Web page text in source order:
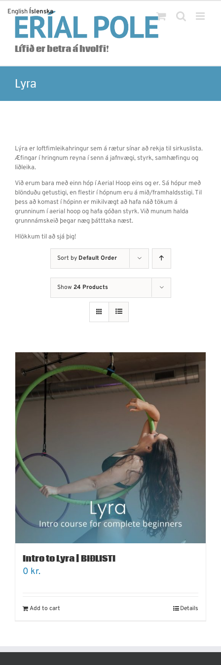
content
Lífið er betra á hvolfi!
Lyra
Lýra er loftfimleikahringur sem á rætur sínar að rekja til sirkuslista.
Æfingar í hringnum reyna í senn á jafnvægi, styrk, samhæfingu og
liðleika.
Við erum bara með einn hóp í Aerial Hoop eins og er. Sá hópur með
blönduðu getustigi, en flestir í hópnum eru á mið/framhaldsstigi. Til
þess að komast í hópinn er mikilvægt að hafa náð tökum á
grunninum í aerial hoop og hafa góðan styrk. Við munum halda
grunnnámskeið þegar næg þátttaka næst.
Hlökkum til að sjá þig!
Sort by Default Order
Show 24 Products
Intro to Lyra | BIÐLISTI
0 kr.
Add to cart Details
English Íslenska